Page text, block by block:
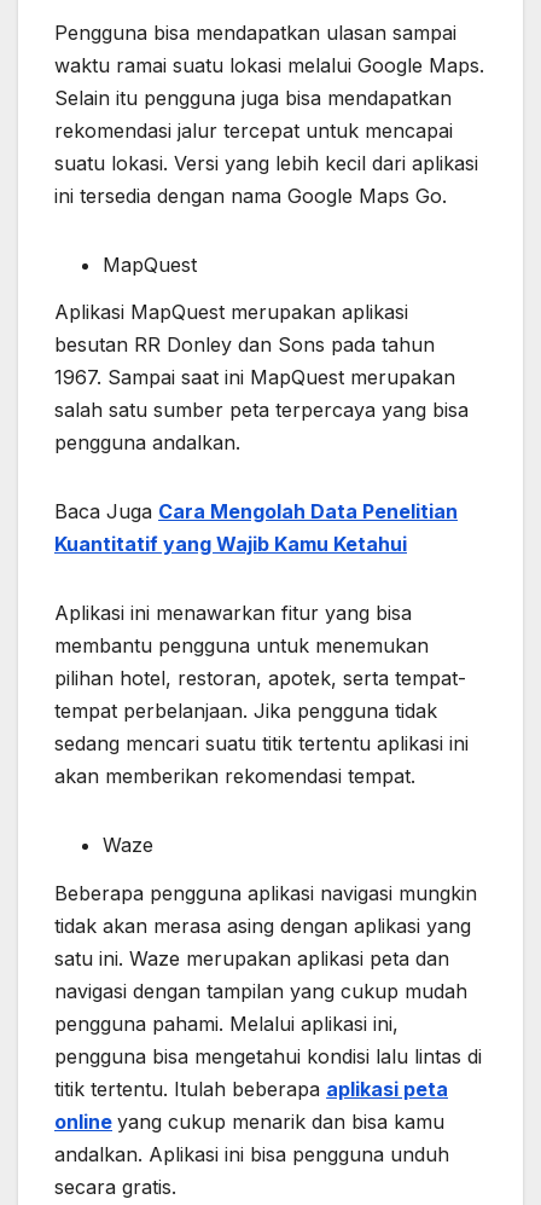
Pengguna bisa mendapatkan ulasan sampai
waktu ramai suatu lokasi melalui Google Maps.
Selain itu pengguna juga bisa mendapatkan
rekomendasi jalur tercepat untuk mencapai
suatu lokasi. Versi yang lebih kecil dari aplikasi
ini tersedia dengan nama Google Maps Go.
MapQuest
Aplikasi MapQuest merupakan aplikasi
besutan RR Donley dan Sons pada tahun
1967. Sampai saat ini MapQuest merupakan
salah satu sumber peta terpercaya yang bisa
pengguna andalkan.
Baca Juga Cara Mengolah Data Penelitian
Kuantitatif yang Wajib Kamu Ketahui
Aplikasi ini menawarkan fitur yang bisa
membantu pengguna untuk menemukan
pilihan hotel, restoran, apotek, serta tempat-
tempat perbelanjaan. Jika pengguna tidak
sedang mencari suatu titik tertentu aplikasi ini
akan memberikan rekomendasi tempat.
Waze
Beberapa pengguna aplikasi navigasi mungkin
tidak akan merasa asing dengan aplikasi yang
satu ini. Waze merupakan aplikasi peta dan
navigasi dengan tampilan yang cukup mudah
pengguna pahami. Melalui aplikasi ini,
pengguna bisa mengetahui kondisi lalu lintas di
titik tertentu. Itulah beberapa aplikasi peta
online yang cukup menarik dan bisa kamu
andalkan. Aplikasi ini bisa pengguna unduh
secara gratis.